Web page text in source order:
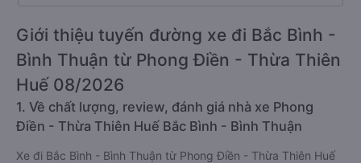
Giới thiệu tuyến đường xe đi Bắc Bình -
Bình Thuận từ Phong Điền - Thừa Thiên
Huế 08/2026
1. Về chất lượng, review, đánh giá nhà xe Phong
Điền - Thừa Thiên Huế Bắc Bình - Bình Thuận
Xe đi Bắc Bình - Bình Thuận từ Phong Điền - Thừa Thiên Huế